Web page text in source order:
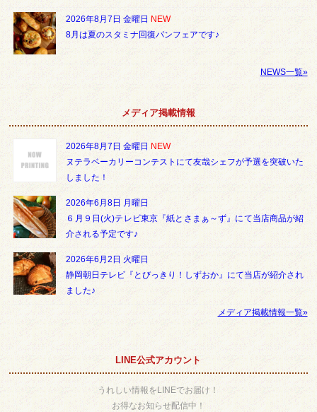
2026年8月7日 金曜日 NEW
8月は夏のスタミナ回復パンフェアです♪
NEWS一覧»
メディア掲載情報
2026年8月7日 金曜日 NEW
ヌテラベーカリーコンテストにて友哉シェフが予選を突破いた
しました！
2026年6月8日 月曜日
６月９日(火)テレビ東京『紙とさまぁ～ず』にて当店商品が紹
介される予定です♪
2026年6月2日 火曜日
静岡朝日テレビ『とびっきり！しずおか』にて当店が紹介され
ました♪
メディア掲載情報一覧»
LINE公式アカウント
うれしい情報をLINEでお届け！
お得なお知らせ配信中！